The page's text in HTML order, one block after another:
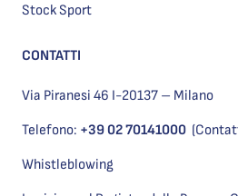
Stock Sport
CONTATTI
Via Piranesi 46 I-20137 – Milano
Telefono: +39 02 70141000
Whistleblowing